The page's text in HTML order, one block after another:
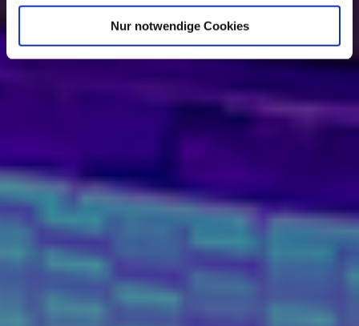
Nur notwendige Cookies